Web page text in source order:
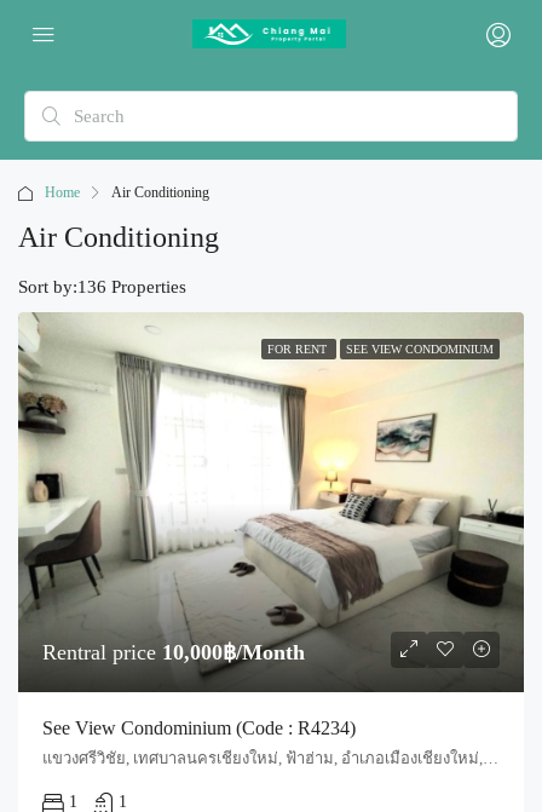
Home Air Conditioning
Air Conditioning
136 Properties
Sort by:
FOR RENT SEE VIEW CONDOMINIUM
Rentral price 10,000฿/Month
See View Condominium (Code : R4234)
1 1